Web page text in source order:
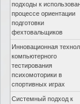
подходы к
процессе ориентации
подготовки
фехтовальщиков
Инновационная
компьютерного
тестирования
психомоторики в
спортивных играх
Системный подход к